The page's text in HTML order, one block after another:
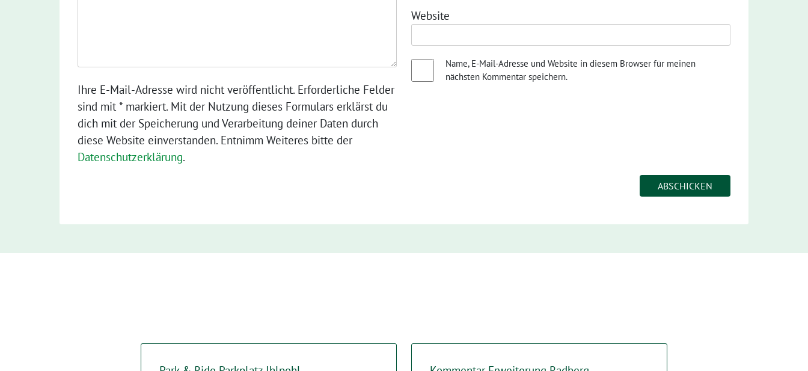
Ihre E-Mail-Adresse wird nicht veröffentlicht. Erforderliche Felder
sind mit * markiert. Mit der Nutzung dieses Formulars erklärst du
dich mit der Speicherung und Verarbeitung deiner Daten durch
diese Website einverstanden. Entnimm Weiteres bitte der
Datenschutzerklärung.
Website
Name, E-Mail-Adresse und Website in diesem Browser für meinen
nächsten Kommentar speichern.